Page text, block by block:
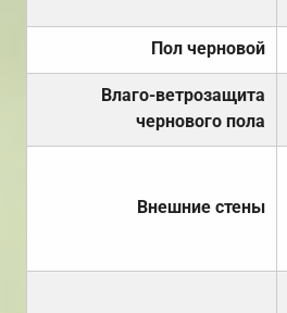
Пол черновой
Влаго-ветрозащита
чернового пола
Внешние стены